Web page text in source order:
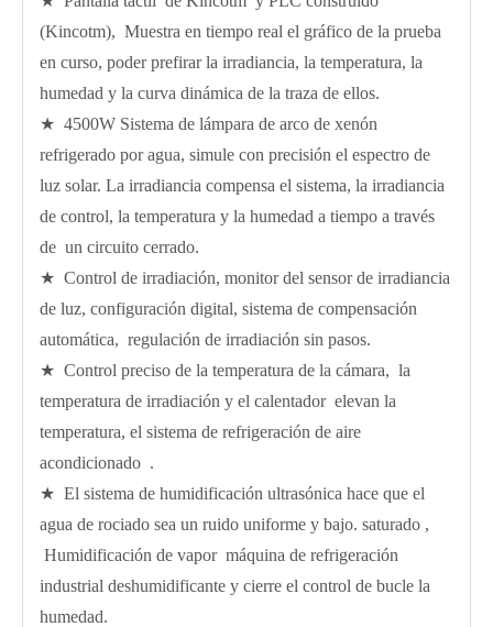
(Kincotm), Muestra en tiempo real el gráfico de la prueba
en curso, poder prefirar la irradiancia, la temperatura, la
humedad y la curva dinámica de la traza de ellos.
★ 4500W Sistema de lámpara de arco de xenón
refrigerado por agua, simule con precisión el espectro de
luz solar. La irradiancia compensa el sistema, la irradiancia
de control, la temperatura y la humedad a tiempo a través
de un circuito cerrado.
★ Control de irradiación, monitor del sensor de irradiancia
de luz, configuración digital, sistema de compensación
automática, regulación de irradiación sin pasos.
★ Control preciso de la temperatura de la cámara, la
temperatura de irradiación y el calentador elevan la
temperatura, el sistema de refrigeración de aire
acondicionado .
★ El sistema de humidificación ultrasónica hace que el
agua de rociado sea un ruido uniforme y bajo. saturado ,
Humidificación de vapor máquina de refrigeración
industrial deshumidificante y cierre el control de bucle la
humedad.